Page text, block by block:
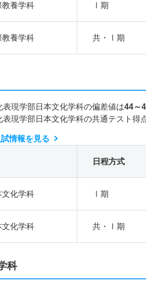
教養学科 Ⅰ期
教養学科 共・Ⅰ期
表現学部日本文化学科の偏差値は44～
表現学部日本文化学科の共通テスト得
情報を見る
日程方式
文化学科 Ⅰ期
文化学科 共・Ⅰ期
科